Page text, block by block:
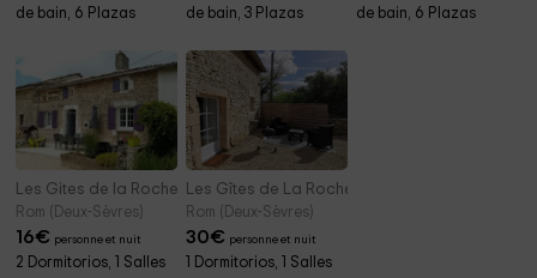
de bain, 6 Plazas
de bain, 3 Plazas
de bain, 6 Plazas
Les Gites de la Roche Elie- Chez Léonie
Rom (Deux-Sèvres)
16€ personne et nuit
2 Dormitorios, 1 Salles
Les Gîtes de La Roche Élie - Chez Théophile
Rom (Deux-Sèvres)
30€ personne et nuit
1 Dormitorios, 1 Salles